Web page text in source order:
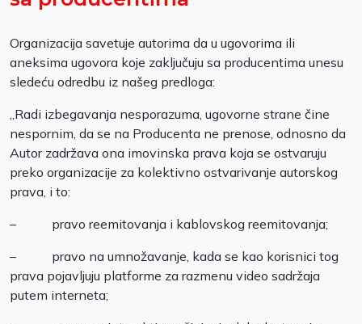
Organizacija savetuje autorima da u ugovorima ili
aneksima ugovora koje zaključuju sa producentima unesu
sledeću odredbu iz našeg predloga:
„Radi izbegavanja nesporazuma, ugovorne strane čine
nespornim, da se na Producenta ne prenose, odnosno da
Autor zadržava ona imovinska prava koja se ostvaruju
preko organizacije za kolektivno ostvarivanje autorskog
prava, i to:
– pravo reemitovanja i kablovskog reemitovanja;
– pravo na umnožavanje, kada se kao korisnici tog
prava pojavljuju platforme za razmenu video sadržaja
putem interneta;